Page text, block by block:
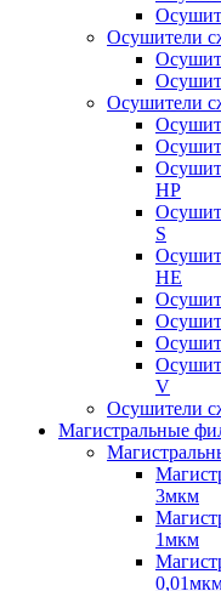
Осушители
Осушители
HP
S
HE
V
Осушители
Магистральные
3мкм
1мкм